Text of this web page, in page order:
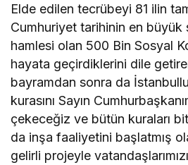
Elde edilen tecrübeyi 81 ilin
Cumhuriyet tarihinin en büyük
hamlesi olan 500 Bin Sosyal
hayata geçirdiklerini dile
bayramdan sonra da
kurasını Sayın
çekeceğiz ve bütün kuraları
da inşa faaliyetini başlatmış
gelirli projeyle